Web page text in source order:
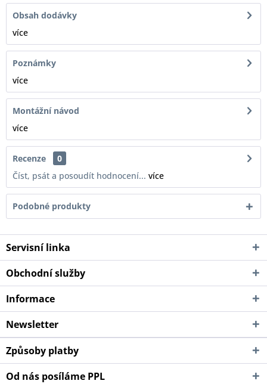
Obsah dodávky
více
Poznámky
více
Montážní návod
více
Recenze
0
Číst, psát a posoudít hodnocení... více
Podobné produkty
Servisní linka
Obchodní služby
Informace
Newsletter
Způsoby platby
Od nás posíláme PPL